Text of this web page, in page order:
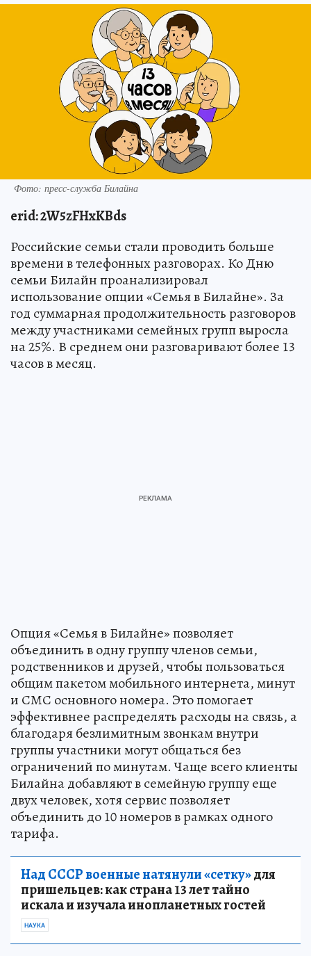
Фото: пресс-служба Билайна
erid: 2W5zFHxKBds
Российские семьи стали проводить больше
времени в телефонных разговорах. Ко Дню
семьи Билайн проанализировал
использование опции «Семья в Билайне». За
год суммарная продолжительность разговоров
между участниками семейных групп выросла
на 25%. В среднем они разговаривают более 13
часов в месяц.
Опция «Семья в Билайне» позволяет
объединить в одну группу членов семьи,
родственников и друзей, чтобы пользоваться
общим пакетом мобильного интернета, минут
и СМС основного номера. Это помогает
эффективнее распределять расходы на связь, а
благодаря безлимитным звонкам внутри
группы участники могут общаться без
ограничений по минутам. Чаще всего клиенты
Билайна добавляют в семейную группу еще
двух человек, хотя сервис позволяет
объединить до 10 номеров в рамках одного
тарифа.
Над СССР военные натянули «сетку»для
пришельцев: как страна 13 лет тайно
искала и изучала инопланетных гостей
НАУКА